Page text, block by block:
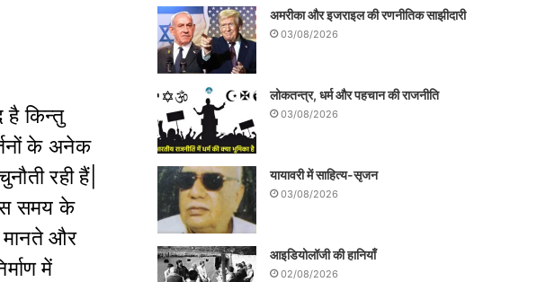
है किन्तु
के अनेक
रही हैं|
समय के
मानते और
में
अमरीका और इजराइल की रणनीतिक साझीदारी
03/08/2026
लोकतन्त्र, धर्म और पहचान की राजनीति
03/08/2026
यायावरी में साहित्य-सृजन
03/08/2026
आइडियोलॉजी की हानियाँ
02/08/2026